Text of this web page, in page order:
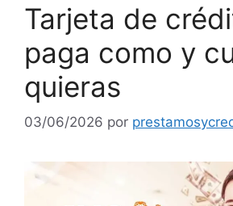
Tarjeta de
paga como y
quieras
03/06/2026 por